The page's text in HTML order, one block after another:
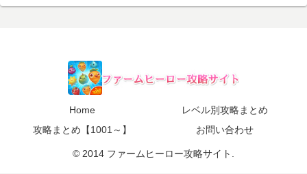
Home
レベル別攻略まとめ
攻略まとめ【1001～】
お問い合わせ
© 2014 ファームヒーロー攻略サイト.